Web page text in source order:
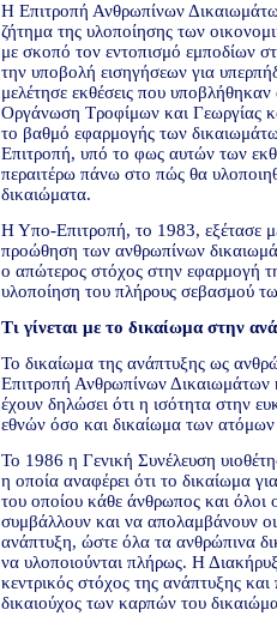
Η Επιτροπή Ανθρωπίνων
ζήτημα της υλοποίησης των
με σκοπό τον εντοπισμό εμποδίων
την υποβολή εισηγήσεων για
μελέτησε εκθέσεις που
Οργάνωση Τροφίμων και Γεωργίας
το βαθμό εφαρμογής των
Επιτροπή, υπό το φως αυτών των
περαιτέρω πάνω στο πώς θα
δικαιώματα.
Η Υπο-Επιτροπή, το 1983, εξέτασε
προώθηση των ανθρωπίνων
ο απώτερος στόχος στην εφαρμογή
υλοποίηση του πλήρους σεβασμού
Τι γίνεται με το δικαίωμα στην
Το δικαίωμα της ανάπτυξης ως
Επιτροπή Ανθρωπίνων Δικαιωμάτων
έχουν δηλώσει ότι η ισότητα στην
εθνών όσο και δικαίωμα των
Το 1986 η Γενική Συνέλευση
η οποία αναφέρει ότι το δικαίωμα
του οποίου κάθε άνθρωπος και όλοι
συμβάλλουν και να απολαμβάνουν
ανάπτυξη, ώστε όλα τα ανθρώπινα
να υλοποιούνται πλήρως. Η
κεντρικός στόχος της ανάπτυξης και
δικαιούχος των καρπών του